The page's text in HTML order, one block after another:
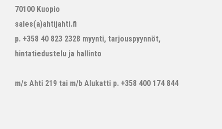
70100 Kuopio
sales(a)ahtijahti.fi
p. +358 40 823 2328 myynti, tarjouspyynnöt,
hintatiedustelu ja hallinto
m/s Ahti 219 tai m/b Alukatti p. +358 400 174 844